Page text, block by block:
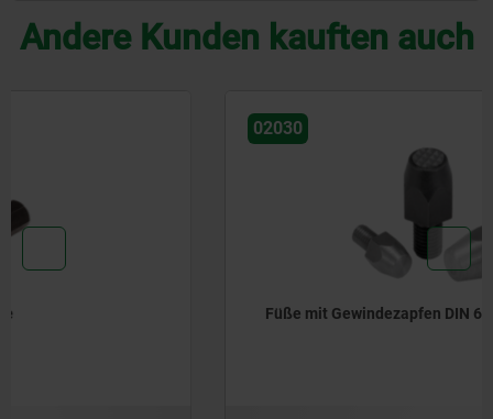
Andere Kunden kauften auch
Füße mit Gewindezapfen DIN 6320 (Ausgabe 1971)